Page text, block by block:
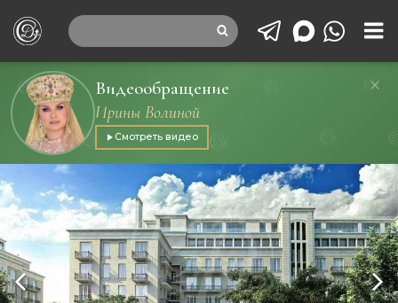
Видеообращение
Ирины Волиной
Смотреть видео